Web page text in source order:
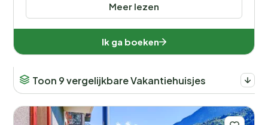
Meer lezen
Ik ga boeken
Toon 9 vergelijkbare Vakantiehuisjes